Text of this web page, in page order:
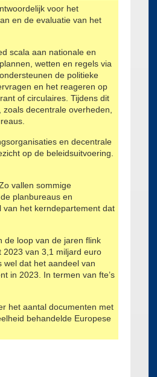
voor het
en de evaluatie van het
scala aan nationale en
wetten en regels via
de politieke
en het reageren op
of circulaires. Tijdens dit
decentrale overheden,
en decentrale
op de beleidsuitvoering.
vallen sommige
planbureaus en
van het kerndepartement dat
de loop van de jaren flink
van 3,1 miljard euro
wel dat het aandeel van
in 2023. In termen van fte’s
het aantal documenten met
behandelde Europese